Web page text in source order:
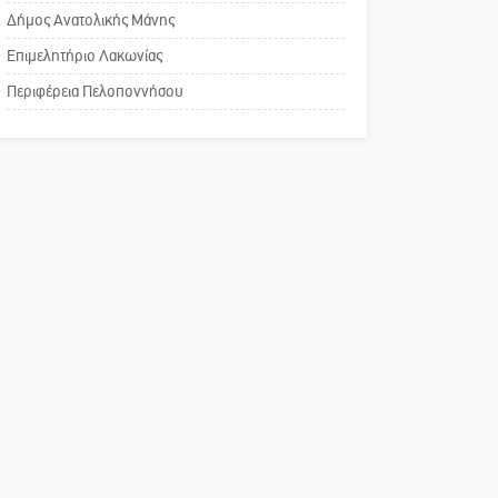
του ΚΑΠΗ
Το δικό σας σχόλιο:
Παράδειγμα κοινωνικής
Δήμος Ανατολικής Μάνης
Επιμελητήριο Λακωνίας
Περιφέρεια Πελοποννήσου